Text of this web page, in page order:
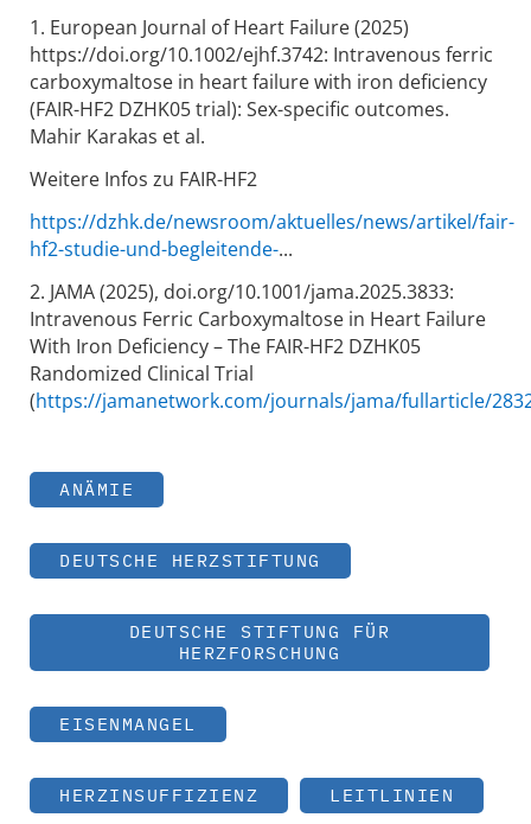
1. European Journal of Heart Failure (2025)
https://doi.org/10.1002/ejhf.3742: Intravenous ferric
carboxymaltose in heart failure with iron deficiency
(FAIR-HF2 DZHK05 trial): Sex-specific outcomes.
Mahir Karakas et al.
Weitere Infos zu FAIR-HF2
https://dzhk.de/newsroom/aktuelles/news/artikel/fair-
hf2-studie-und-begleitende-...
2. JAMA (2025), doi.org/10.1001/jama.2025.3833:
Intravenous Ferric Carboxymaltose in Heart Failure
With Iron Deficiency – The FAIR-HF2 DZHK05
Randomized Clinical Trial
(https://jamanetwork.com/journals/jama/fullarticle/
ANÄMIE
DEUTSCHE HERZSTIFTUNG
DEUTSCHE STIFTUNG FÜR
HERZFORSCHUNG
EISENMANGEL
HERZINSUFFIZIENZ LEITLINIEN